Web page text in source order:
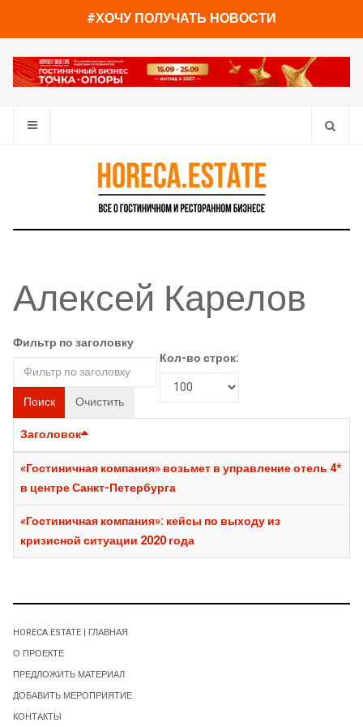
#ХОЧУ ПОЛУЧАТЬ НОВОСТИ
Алексей Карелов
Фильтр по заголовку
Поиск Очистить
Кол-во строк:
Заголовок
«Гостиничная компания» возьмет в управление отель 4*
в центре Санкт-Петербурга
«Гостиничная компания»: кейсы по выходу из
кризисной ситуации 2020 года
HORECA ESTATE | ГЛАВНАЯ
О ПРОЕКТЕ
ПРЕДЛОЖИТЬ МАТЕРИАЛ
ДОБАВИТЬ МЕРОПРИЯТИЕ
КОНТАКТЫ